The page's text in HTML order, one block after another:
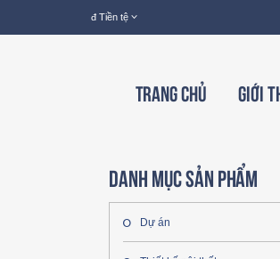
đ Tiền tệ
Trang chủ Giới
Danh mục sản phẩm
Dự án